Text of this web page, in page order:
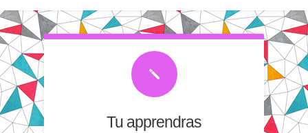
Tu apprendras